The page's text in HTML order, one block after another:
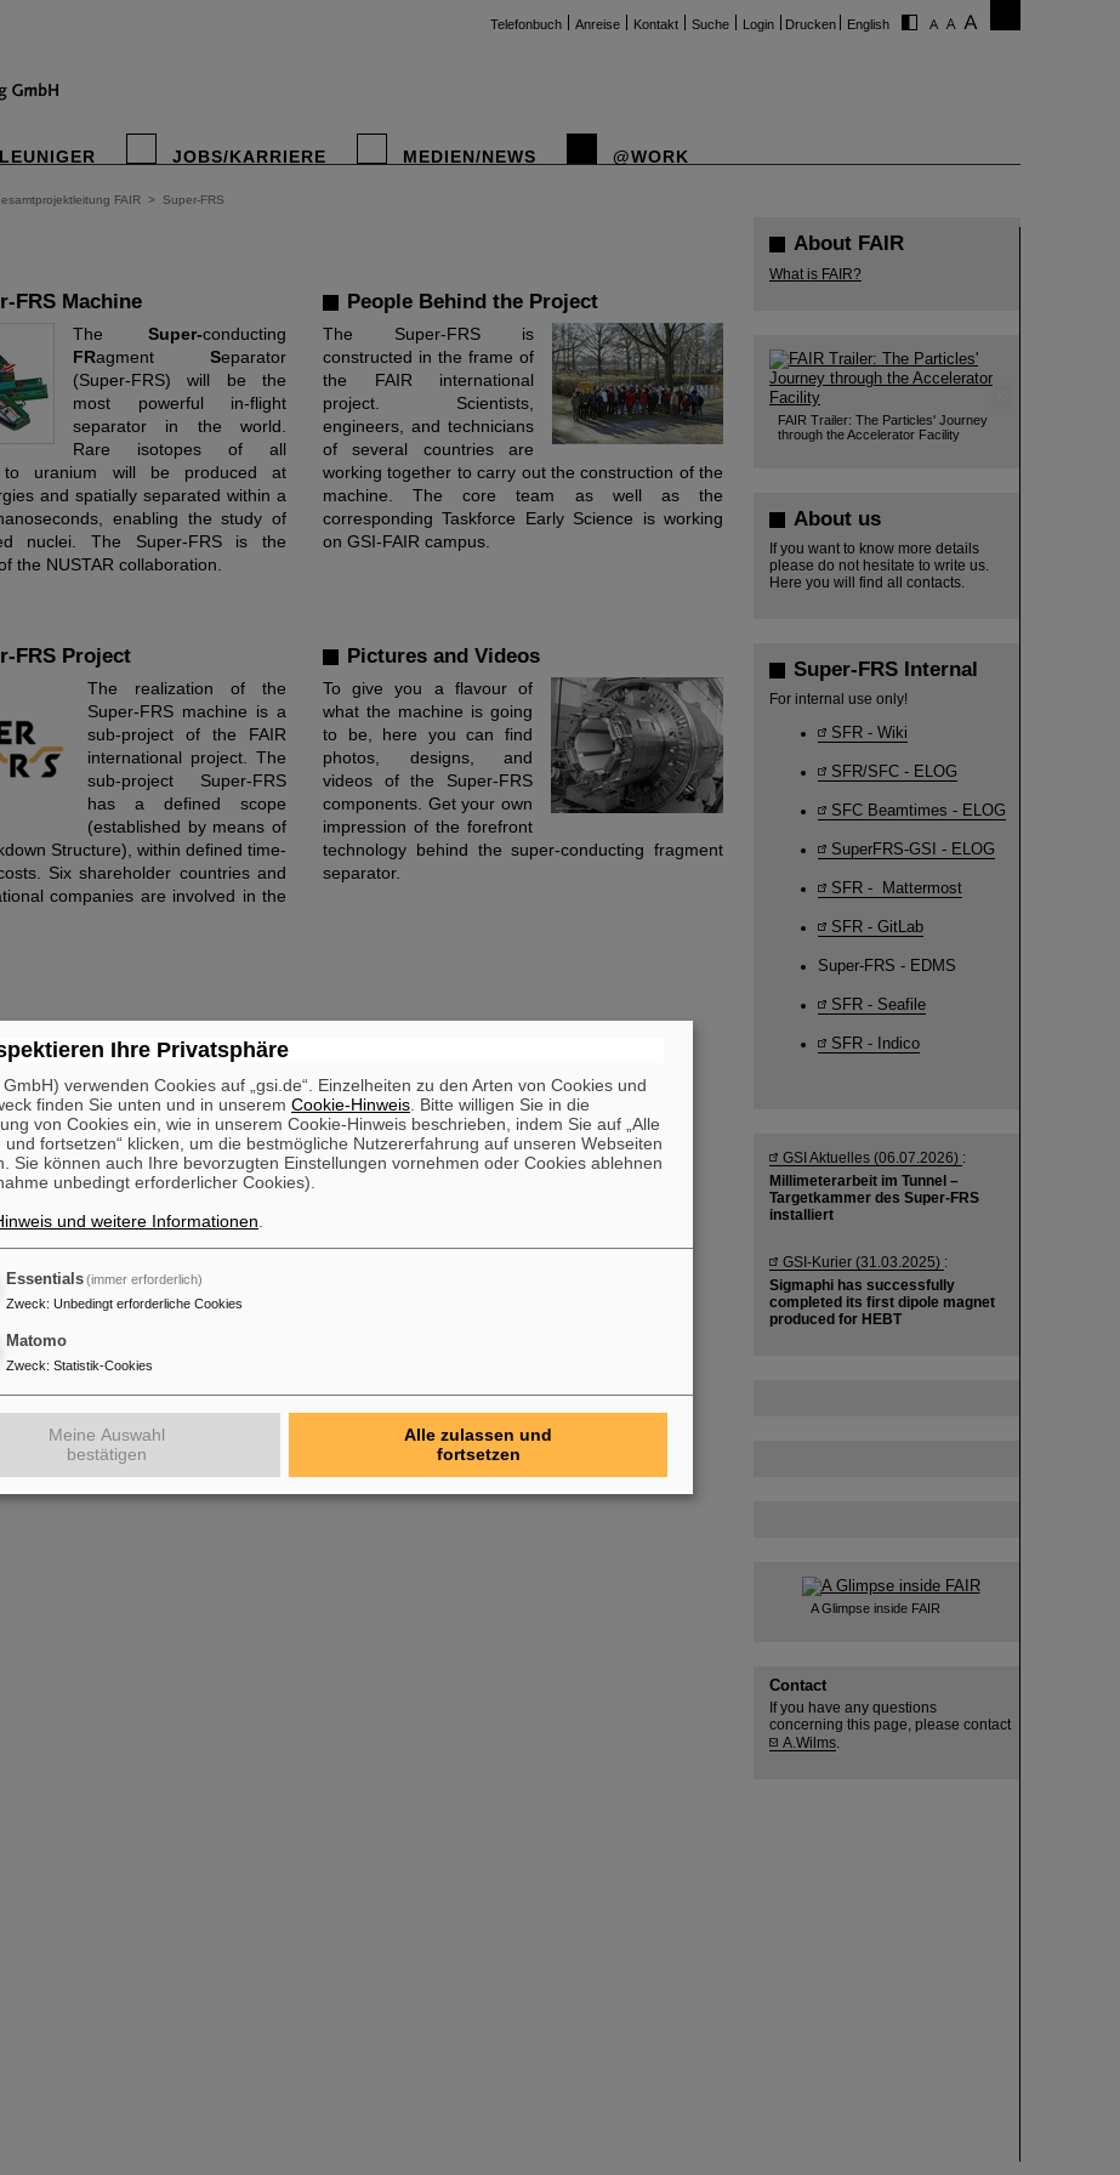
Telefonbuch Anreise Kontakt Suche Login Drucken English
JOBS/KARRIERE MEDIEN/NEWS @WORK
FAIR > Super-FRS
FRS Machine
­­The Super-conducting
FRagment Separator
(Super-FRS)­ ­will be the
most powerful in-flight
separator in the world.
Rare isotopes of all
to uranium will be produced at
and spatially separated within a
enabling the study of
nuclei. The Super-FRS is the
the NUSTAR collaboration.
People Behind the Project
The Super-FRS is
constructed in the frame of
the FAIR international
project. Scientists,
engineers, and technicians
of several countries are
working together to carry out the construction of the
machine. The core team as well as the
corresponding Taskforce Early Science is working
on GSI-FAIR campus.
FRS Project
The realization of the
Super-FRS machine is a
sub-project of the FAIR
international project. The
sub-project Super-FRS
has a defined scope
(established by means of
Structure), within defined time-
Six shareholder countries and
companies are involved in the
Pictures and Videos
To give you a flavour of
what the machine is going
to be, here you can find
photos, designs, and
videos of the Super-FRS
components. Get your own
impression of the forefront
technology behind the super-conducting fragment
separator.
About FAIR
What is FAIR?
FAIR Trailer: The Particles' Journey
through the Accelerator Facility
About us
If you want to know more details
please do not hesitate to write us.
Here you will find all contacts.
Super-FRS Internal
For internal use only!
SFR - Wiki
SFR/SFC - ELOG
SFC Beamtimes - ELOG
SuperFRS-GSI - ELOG
SFR - Mattermost
SFR - GitLab
Super-FRS - EDMS
SFR - Seafile
SFR - Indico
GSI Aktuelles (06.07.2026) :
Millimeterarbeit im Tunnel –
Targetkammer des Super-FRS
installiert
GSI-Kurier (31.03.2025) :
Sigmaphi has successfully
completed its first dipole magnet
produced for HEBT
A Glimpse inside FAIR
Contact
If you have any questions
concerning this page, please contact
A.Wilms
Ihre Privatsphäre
verwenden Cookies auf „gsi.de“. Einzelheiten zu den Arten von Cookies und
finden Sie unten und in unserem Cookie-Hinweis . Bitte willigen Sie in die
von Cookies ein, wie in unserem Cookie-Hinweis beschrieben, indem Sie auf „Alle
und fortsetzen“ klicken, um die bestmögliche Nutzererfahrung auf unseren Webseiten
Sie können auch Ihre bevorzugten Einstellungen vornehmen oder Cookies ablehnen
unbedingt erforderlicher Cookies).
und weitere Informationen
Essentials(immer erforderlich)
Zweck: Unbedingt erforderliche Cookies
Matomo
Zweck: Statistik-Cookies
Meine Auswahl
bestätigen
Alle zulassen und
fortsetzen